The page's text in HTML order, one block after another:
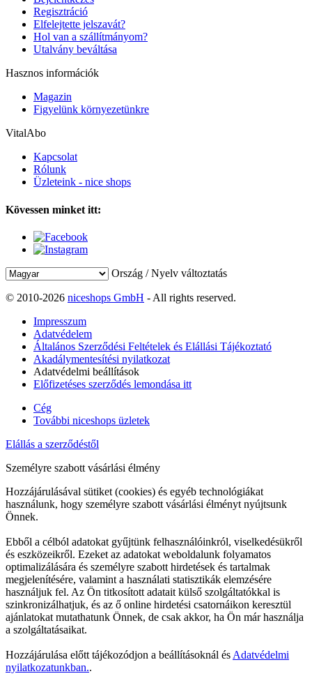
Regisztráció
Elfelejtette jelszavát?
Hol van a szállítmányom?
Utalvány beváltása
Hasznos információk
Magazin
Figyelünk környezetünkre
VitalAbo
Kapcsolat
Rólunk
Üzleteink - nice shops
Kövessen minket itt:
Ország / Nyelv változtatás
© 2010-2026 niceshops GmbH - All rights reserved.
Impresszum
Adatvédelem
Általános Szerződési Feltételek és Elállási Tájékoztató
Akadálymentesítési nyilatkozat
Adatvédelmi beállítások
Előfizetéses szerződés lemondása itt
Cég
További niceshops üzletek
Elállás a szerződéstől
Személyre szabott vásárlási élmény
Hozzájárulásával sütiket (cookies) és egyéb technológiákat
használunk, hogy személyre szabott vásárlási élményt nyújtsunk
Önnek.
Ebből a célból adatokat gyűjtünk felhasználóinkról, viselkedésükről
és eszközeikről. Ezeket az adatokat weboldalunk folyamatos
optimalizálására és személyre szabott hirdetések és tartalmak
megjelenítésére, valamint a használati statisztikák elemzésére
használjuk fel. Az Ön titkosított adatait külső szolgáltatókkal is
szinkronizálhatjuk, és az ő online hirdetési csatornáikon keresztül
ajánlatokat mutathatunk Önnek, de csak akkor, ha Ön már használja
a szolgáltatásaikat.
Hozzájárulása előtt tájékozódjon a beállításoknál és Adatvédelmi
nyilatkozatunkban..